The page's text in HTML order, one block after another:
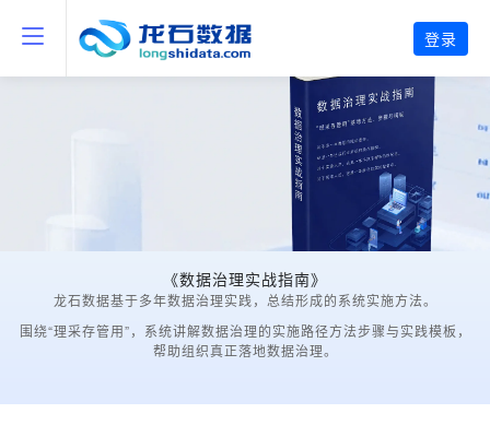
《数据治理实战指南》
龙石数据基于多年数据治理实践，总结形成的系统实施方法。
围绕“理采存管用”，系统讲解数据治理的实施路径方法步骤与实践模板，
帮助组织真正落地数据治理。
登录